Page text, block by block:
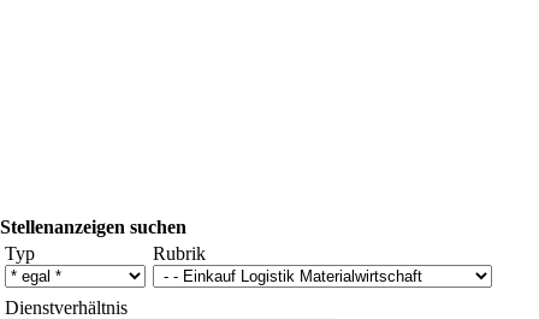
Stellenanzeigen suchen
Typ
Rubrik
Dienstverhältnis